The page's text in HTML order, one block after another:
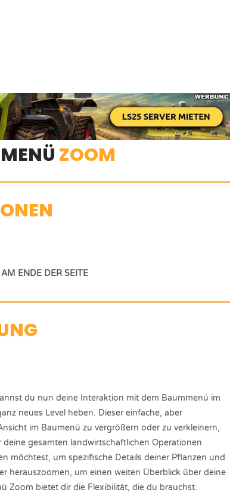
ZOOM
ENDE DER SEITE
du nun deine Interaktion mit dem Baummenü im
neues Level heben. Dieser einfache, aber
im Baumenü zu vergrößern oder zu verkleinern,
gesamten landwirtschaftlichen Operationen
möchtest, um spezifische Details deiner Pflanzen und
herauszoomen, um einen weiten Überblick über deine
Zoom bietet dir die Flexibilität, die du brauchst.